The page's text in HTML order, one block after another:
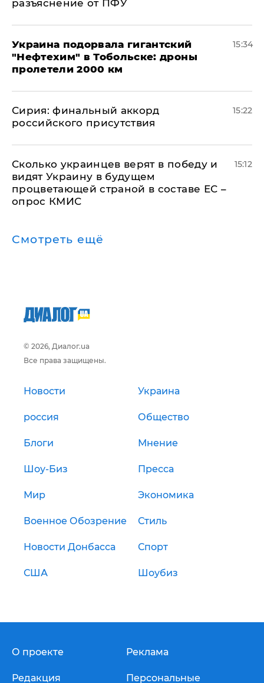
разъяснение от ПФУ
Украина подорвала гигантский
"Нефтехим" в Тобольске: дроны
пролетели 2000 км
15:34
​Сирия: финальный аккорд
российского присутствия
15:22
Сколько украинцев верят в победу и
видят Украину в будущем
процветающей страной в составе ЕС –
опрос КМИС
15:12
Смотреть ещё
© 2026, Диалог.ua
Все права защищены.
Новости Украина
россия Общество
Блоги Мнение
Шоу-Биз Пресса
Мир Экономика
Военное Обозрение Стиль
Новости Донбасса Спорт
США Шоубиз
О проекте
Редакция
Реклама
Персональные